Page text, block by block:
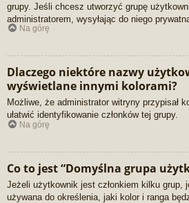
grupy. Jeśli chcesz utworzyć grupę
administratorem, wysyłając do niego
Na górę
Dlaczego niektóre nazwy
wyświetlane innymi kolorami?
Możliwe, że administrator witryny przypisał
ułatwić identyfikowanie członków tej grupy.
Na górę
Co to jest “Domyślna grupa
Jeżeli użytkownik jest członkiem kilku grup,
używana do określenia, jaki kolor i ranga